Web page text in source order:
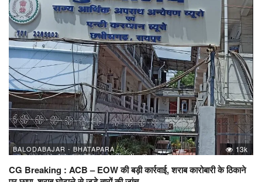
BALODABAJAR - BHATAPARA 13k
CG Breaking : ACB – EOW की बड़ी कार्रवाई, शराब कारोबारी के ठिकाने